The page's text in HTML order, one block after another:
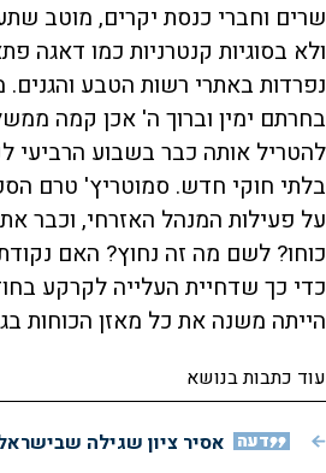
שרים וחברי כנסת יקרים, מוטב
ולא בסוגיות קנטרניות כמו דאגה
נפרדות באתרי רשות הטבע והגנים.
בחרתם ימין וברוך ה' אכן קמה
להטריל אותה כבר בשבוע הרביעי
בלתי חוקי חדש. סמוטריץ' טרם
על פעילות המנהל האזרחי, וכבר
כוחו? לשם מה זה נחוץ? האם
כדי כך שדחיית העלייה לקרקע
הייתה משנה את כל מאזן הכוחות
עוד כתבות בנושא
דעה אסיר ציון שגילה